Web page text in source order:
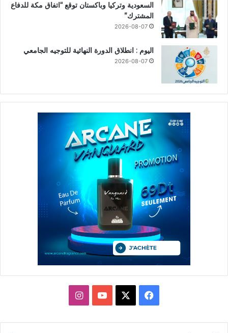
السعودية وتركيا وباكستان توقع “اتفاق مكة للدفاع
المشترك”
2026-08-07
اليوم : انطلاق الدورة النهائية للتوجيه الجامعي
2026-08-07
فيسبوك يوتيوبانستقرام